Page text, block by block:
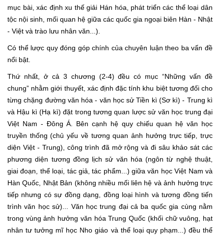
mục bài, xác định xu thế giải Hán hóa, phát triển các thể loại dân
tộc nội sinh, mối quan hệ giữa các quốc gia ngoại biên Hàn - Nhật
- Việt và trào lưu nhân văn...).
Có thể lược quy đóng góp chính của chuyên luận theo ba vấn đề
nổi bật.
Thứ nhất, ở cả 3 chương (2-4) đều có mục “Những vấn đề
chung” nhằm giới thuyết, xác định đặc tính khu biệt tương đối cho
từng chặng đường văn hóa - văn học sử Tiền kì (Sơ kì) - Trung kì
và Hậu kì (Hạ kì) đặt trong tương quan lược sử văn học trung đại
Việt Nam - Đông Á. Bên cạnh hệ quy chiếu quan hệ văn học
truyền thống (chủ yếu về tương quan ảnh hưởng trực tiếp, trực
diện Việt - Trung), công trình đã mở rộng và đi sâu khảo sát các
phương diện tương đồng lịch sử văn hóa (ngôn từ nghệ thuật,
giai đoạn, thể loại, tác giả, tác phẩm...) giữa văn học Việt Nam và
Hàn Quốc, Nhật Bản (không nhiều mối liên hệ và ảnh hưởng trực
tiếp nhưng có sự đồng dạng, đồng loại hình và tương đồng tiến
trình văn học sử)... Văn học trung đại cả ba quốc gia cùng nằm
trong vùng ảnh hưởng văn hóa Trung Quốc (khối chữ vuông, hạt
nhân tư tưởng mĩ học Nho giáo và thể loại quy phạm...) đều thể